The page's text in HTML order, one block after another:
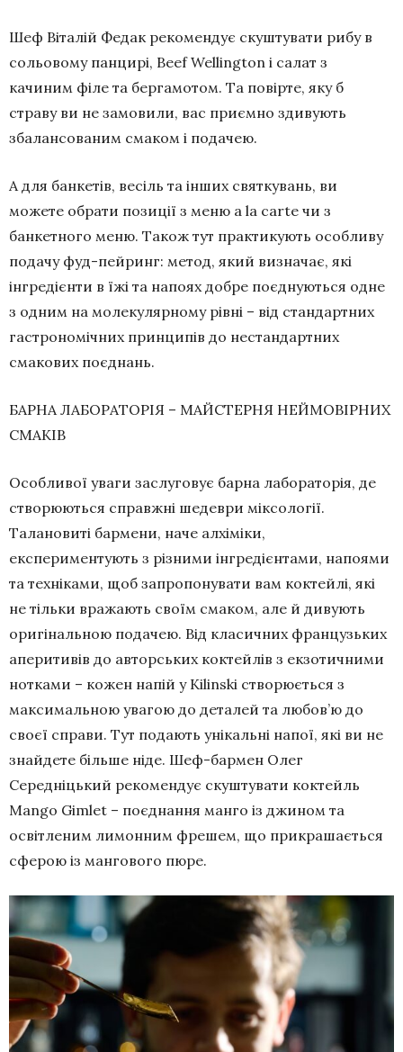
Шеф Віталій Федак рекомендує скуштувати рибу в
сольовому панцирі, Beef Wellington і салат з
качиним філе та бергамотом. Та повірте, яку б
страву ви не замовили, вас приємно здивують
збалансованим смаком і подачею.
А для банкетів, весіль та інших святкувань, ви
можете обрати позиції з меню a la carte чи з
банкетного меню. Також тут практикують особливу
подачу фуд-пейринг: метод, який визначає, які
інгредієнти в їжі та напоях добре поєднуються одне
з одним на молекулярному рівні – від стандартних
гастрономічних принципів до нестандартних
смакових поєднань.
БАРНА ЛАБОРАТОРІЯ – МАЙСТЕРНЯ НЕЙМОВІРНИХ
СМАКІВ
Особливої уваги заслуговує барна лабораторія, де
створюються справжні шедеври міксології.
Талановиті бармени, наче алхіміки,
експериментують з різними інгредієнтами, напоями
та техніками, щоб запропонувати вам коктейлі, які
не тільки вражають своїм смаком, але й дивують
оригінальною подачею. Від класичних французьких
аперитивів до авторських коктейлів з екзотичними
нотками – кожен напій у Kilinski створюється з
максимальною увагою до деталей та любов’ю до
своєї справи. Тут подають унікальні напої, які ви не
знайдете більше ніде. Шеф-бармен Олег
Середніцький рекомендує скуштувати коктейль
Mango Gimlet – поєднання манго із джином та
освітленим лимонним фрешем, що прикрашається
сферою із мангового пюре.